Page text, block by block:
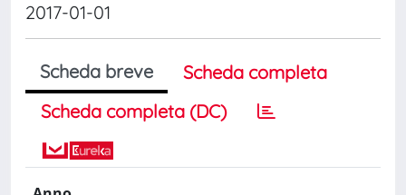
2017-01-01
Scheda breve
Scheda completa
Scheda completa (DC)